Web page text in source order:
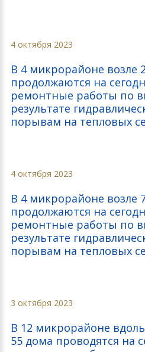
4 октября 2023
В 4 микрорайоне возле
продолжаются на
ремонтные работы по
результате
порывам на тепловых
4 октября 2023
В 4 микрорайоне возле
продолжаются на
ремонтные работы по
результате
порывам на тепловых
3 октября 2023
В 12 микрорайоне
55 дома проводятся на